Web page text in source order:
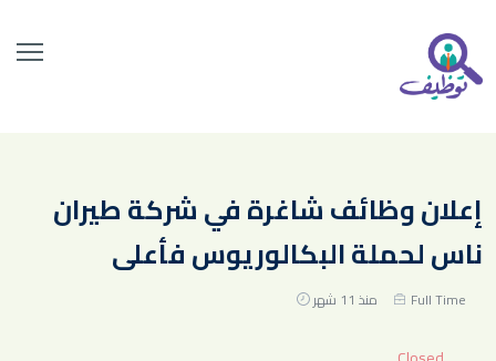
إعلان وظائف شاغرة في شركة طيران
ناس لحملة البكالوريوس فأعلى
Full Time منذ 11 شهر